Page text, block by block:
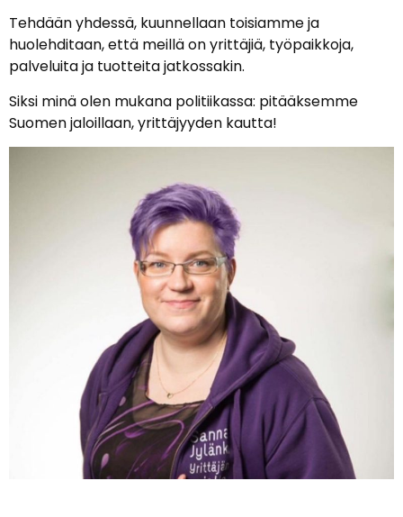
Tehdään yhdessä, kuunnellaan toisiamme ja
huolehditaan, että meillä on yrittäjiä, työpaikkoja,
palveluita ja tuotteita jatkossakin.
Siksi minä olen mukana politiikassa: pitääksemme
Suomen jaloillaan, yrittäjyyden kautta!